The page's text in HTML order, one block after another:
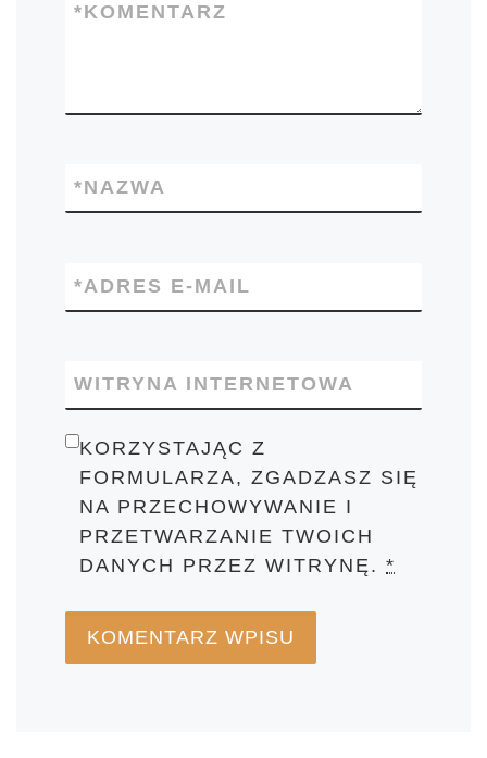
KOMENTARZ
*
NAZWA
*
ADRES E-MAIL
*
WITRYNA INTERNETOWA
KORZYSTAJĄC Z
FORMULARZA, ZGADZASZ SIĘ
NA PRZECHOWYWANIE I
PRZETWARZANIE TWOICH
DANYCH PRZEZ WITRYNĘ.*